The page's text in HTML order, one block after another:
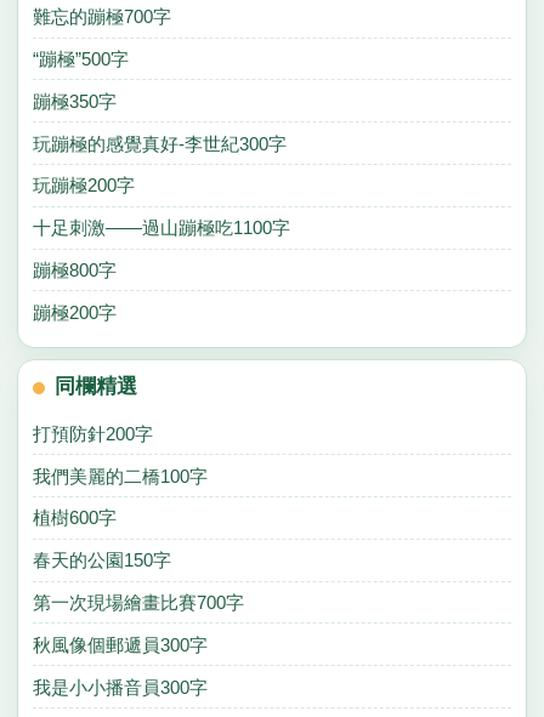
難忘的蹦極700字
“蹦極”500字
蹦極350字
玩蹦極的感覺真好-李世紀300字
玩蹦極200字
十足刺激——過山蹦極吃1100字
蹦極800字
蹦極200字
同欄精選
打預防針200字
我們美麗的二橋100字
植樹600字
春天的公園150字
第一次現場繪畫比賽700字
秋風像個郵遞員300字
我是小小播音員300字